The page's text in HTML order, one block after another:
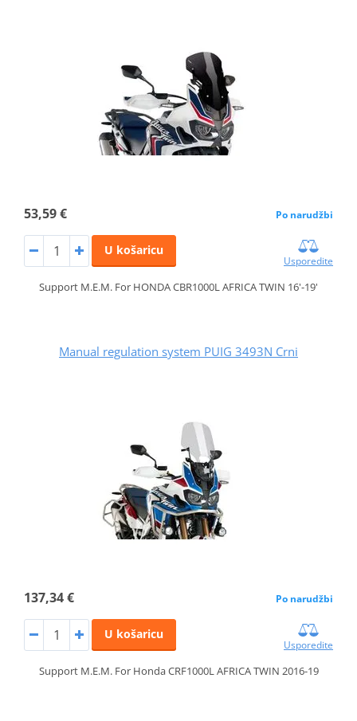
53,59 € Po narudžbi
U košaricu
Usporedite
Support M.E.M. For HONDA CBR1000L AFRICA TWIN 16'-19'
Manual regulation system PUIG 3493N Crni
137,34 € Po narudžbi
U košaricu
Usporedite
Support M.E.M. For Honda CRF1000L AFRICA TWIN 2016-19